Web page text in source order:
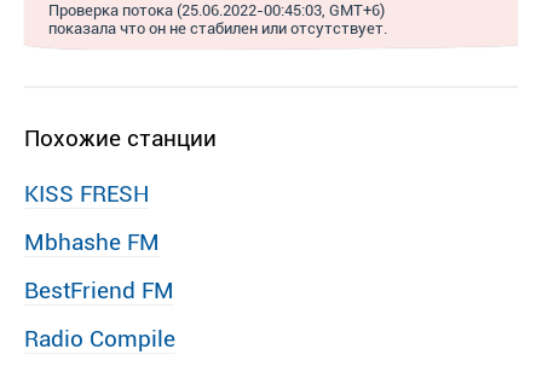
Проверка потока (25.06.2022-00:45:03, GMT+6)
показала что он не стабилен или отсутствует.
Похожие станции
KISS FRESH
Mbhashe FM
BestFriend FM
Radio Compile